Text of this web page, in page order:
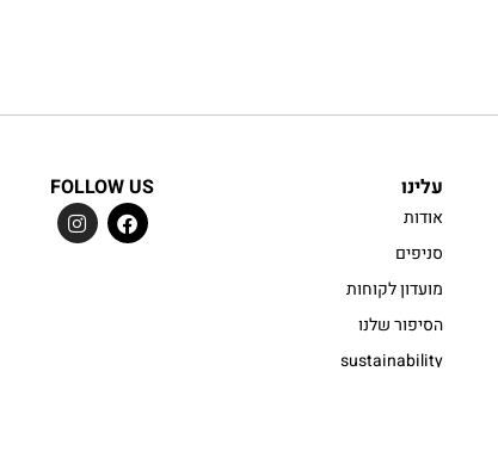
עלינו
אודות
סניפים
מועדון לקוחות
הסיפור שלנו
sustainability
FOLLOW US